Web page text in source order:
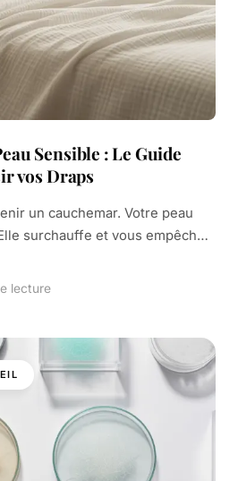
Sensible : Le Guide
vos Draps
un cauchemar. Votre peau
surchauffe et vous empêche
être dans […]
lecture